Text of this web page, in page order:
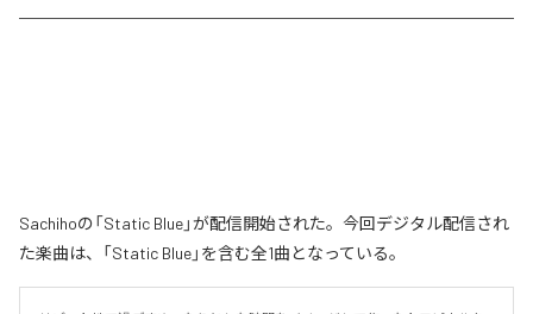
Sachihoの「Static Blue」が配信開始された。今回デジタル配信され
た楽曲は、「Static Blue」を含む全1曲となっている。